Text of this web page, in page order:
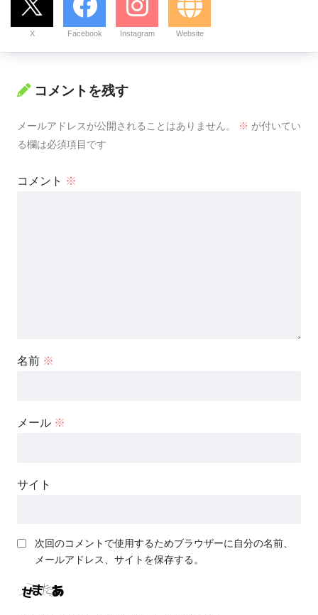
X Facebook Instagram Website
コメントを残す
メールアドレスが公開されることはありません。 ※ が付いてい
る欄は必須項目です
コメント ※
名前 ※
メール ※
サイト
次回のコメントで使用するためブラウザーに自分の名前、
メールアドレス、サイトを保存する。